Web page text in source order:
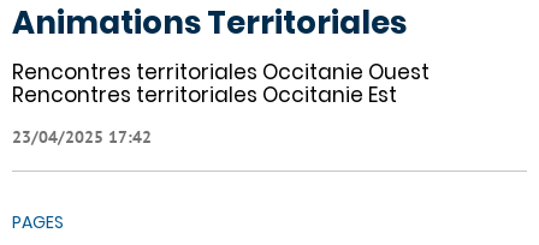
Animations Territoriales
Rencontres territoriales Occitanie Ouest
Rencontres territoriales Occitanie Est
23/04/2025 17:42
PAGES